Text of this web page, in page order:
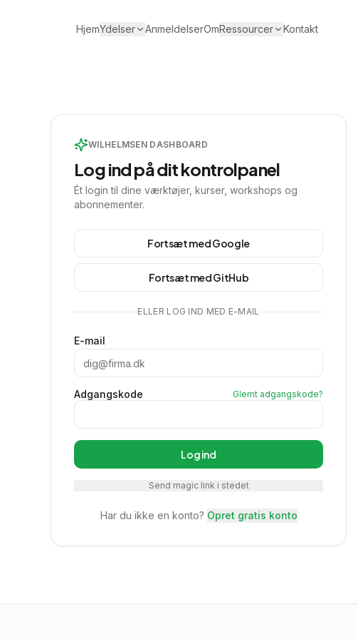
HjemYdelser AnmeldelserOmRessourcer Kontakt
WILHELMSEN DASHBOARD
Log ind på dit kontrolpanel
Ét login til dine værktøjer, kurser, workshops og
abonnementer.
Fortsæt med Google
Fortsæt med GitHub
ELLER LOG IND MED E-MAIL
E-mail
Adgangskode Glemt adgangskode?
Log ind
Send magic link i stedet
Har du ikke en konto? Opret gratis konto